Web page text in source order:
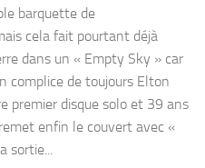
barquette de
cela fait pourtant déjà
dans un « Empty Sky » car
complice de toujours Elton
premier disque solo et 39 ans
enfin le couvert avec «
sortie...